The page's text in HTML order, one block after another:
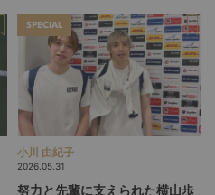
SPECIAL
小川 由紀子
2026.05.31
努力と先輩に支えられた横山歩